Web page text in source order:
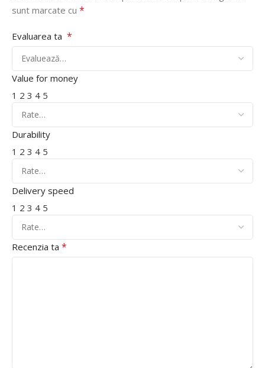
sunt marcate cu *
Evaluarea ta *
Value for money
1 2 3 4 5
Durability
1 2 3 4 5
Delivery speed
1 2 3 4 5
Recenzia ta *